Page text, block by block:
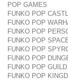
POP GAMES
FUNKO POP
FUNKO POP
FUNKO POP
FUNKO POP
FUNKO POP
FUNKO POP
FUNKO POP
FUNKO POP